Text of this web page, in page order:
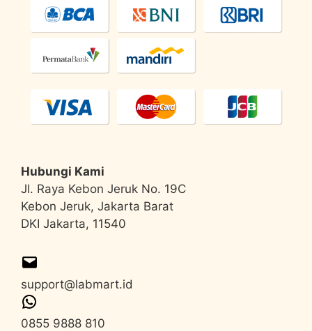
Hubungi Kami
Jl. Raya Kebon Jeruk No. 19C
Kebon Jeruk, Jakarta Barat
DKI Jakarta, 11540
support@labmart.id
0855 9888 810